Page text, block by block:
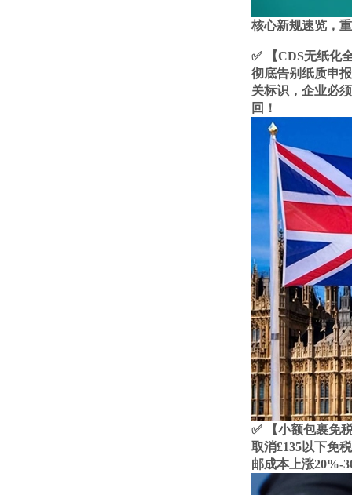
核心新规速览，
✅ 【CDS无纸化
彻底告别纸质申
关标识，企业必
回！
✅ 【小额包裹免
取消£135以下免
邮成本上涨20%-